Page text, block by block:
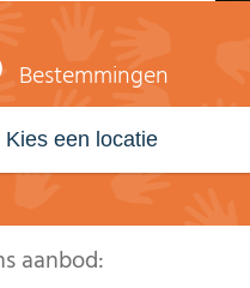
Bestemmingen
aanbod: